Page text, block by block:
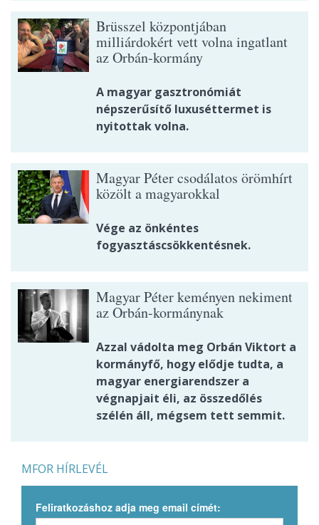
Brüsszel központjában
milliárdokért vett volna ingatlant
az Orbán-kormány
A magyar gasztronómiát
népszerűsítő luxuséttermet is
nyitottak volna.
Magyar Péter csodálatos örömhírt
közölt a magyarokkal
Vége az önkéntes
fogyasztáscsökkentésnek.
Magyar Péter keményen nekiment
az Orbán-kormánynak
Azzal vádolta meg Orbán Viktort a
kormányfő, hogy elődje tudta, a
magyar energiarendszer a
végnapjait éli, az összedőlés
szélén áll, mégsem tett semmit.
MFOR HÍRLEVÉL
Feliratkozáshoz adja meg email címét: